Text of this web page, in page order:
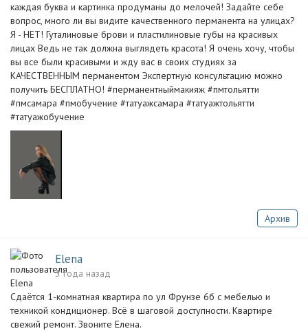
каждая буква и картинка продуманы до мелочей! Задайте себе
вопрос, много ли вы видите качественного перманента на улицах?
Я - НЕТ! Гуталиновые брови и пластилиновые губы на красивых
лицах Ведь не так должна выглядеть красота! Я очень хочу, чтобы
вы все были красивыми и жду вас в своих студиях за
КАЧЕСТВЕННЫМ перманентом Экспертную консультацию можно
получить БЕСПЛАТНО! #перманентныймакияж #пмтольятти
#пмсамара #пмобучение #татуажсамара #татуажтольятти
#татуажобучение
Архив
Elena
3 года назад
Сдаётся 1-комнатная квартира по ул Фрунзе 6б с мебелью и
техникой кондиционер. Всё в шаговой доступности. Квартире
свежий ремонт. Звоните Елена.